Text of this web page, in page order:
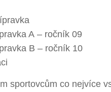
A – ročník 09
B – ročník 10
sportovcům co nejvíce